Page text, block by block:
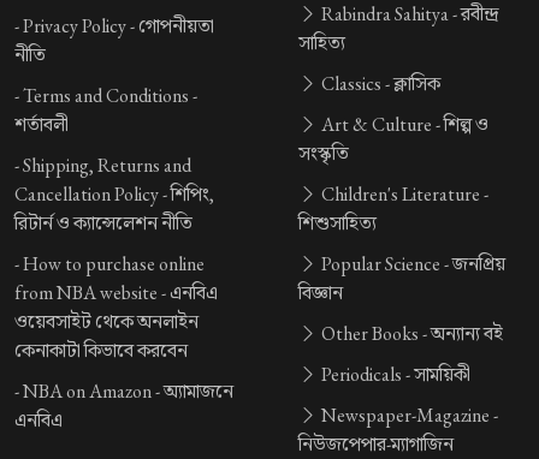
-Privacy Policy -গোপনীয়তা
নীতি
-Terms and Conditions -
শর্তাবলী
-Shipping, Returns and
Cancellation Policy -শিপিং,
রিটার্ন ও ক্যান্সেলেশন নীতি
-How to purchase online
from NBA website -এনবিএ
ওয়েবসাইট থেকে অনলাইন
কেনাকাটা কিভাবে করবেন
-NBA on Amazon -অ্যামাজনে
এনবিএ
Rabindra Sahitya -রবীন্দ্র
সাহিত্য
Classics -ক্লাসিক
Art & Culture -শিল্প ও
সংস্কৃতি
Children's Literature -
শিশুসাহিত্য
Popular Science -জনপ্রিয়
বিজ্ঞান
Other Books -অন্যান্য বই
Periodicals -সাময়িকী
Newspaper-Magazine -
নিউজপেপার-ম্যাগাজিন